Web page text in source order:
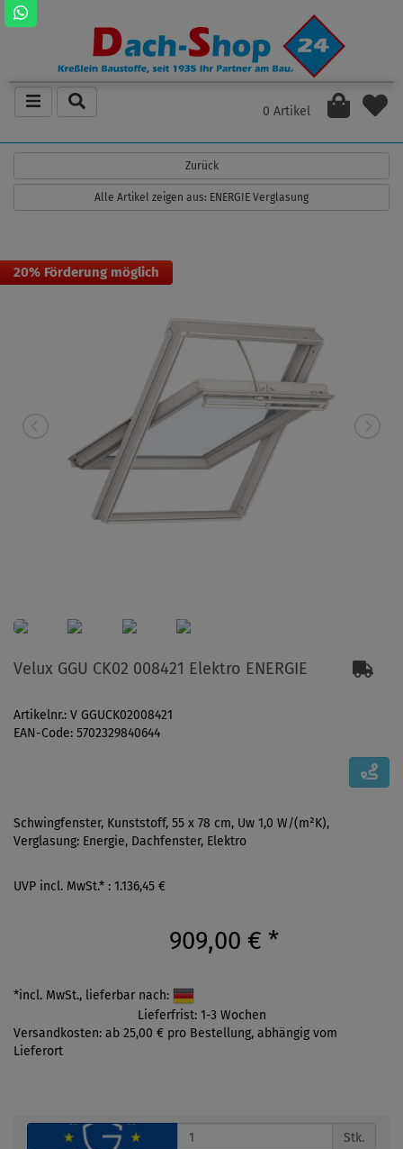
0 Artikel
Zurück
Alle Artikel zeigen aus: ENERGIE Verglasung
20% Förderung möglich
Velux GGU CK02 008421 Elektro ENERGIE
Artikelnr.: V GGUCK02008421
EAN-Code: 5702329840644
Schwingfenster, Kunststoff, 55 x 78 cm, Uw 1,0 W/(m²K),
Verglasung: Energie, Dachfenster, Elektro
UVP incl. MwSt.* : 1.136,45 €
909,00 € *
*incl. MwSt., lieferbar nach:
Lieferfrist: 1-3 Wochen
Versandkosten: ab 25,00 € pro Bestellung, abhängig vom
Lieferort
Stk.